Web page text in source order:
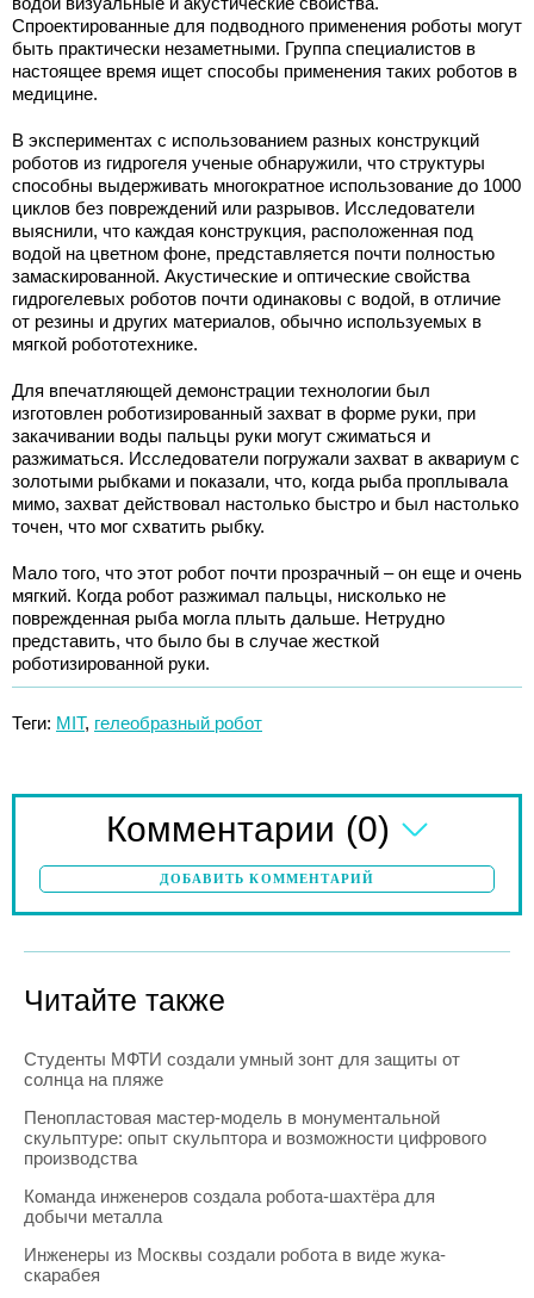
Cпроектированные для подводного применения роботы могут
быть практически незаметными. Группа специалистов в
настоящее время ищет способы применения таких роботов в
медицине.
В экспериментах с использованием разных конструкций
роботов из гидрогеля ученые обнаружили, что структуры
способны выдерживать многократное использование до 1000
циклов без повреждений или разрывов. Исследователи
выяснили, что каждая конструкция, расположенная под
водой на цветном фоне, представляется почти полностью
замаскированной. Акустические и оптические свойства
гидрогелевых роботов почти одинаковы с водой, в отличие
от резины и других материалов, обычно используемых в
мягкой робототехнике.
Для впечатляющей демонстрации технологии был
изготовлен роботизированный захват в форме руки, при
закачивании воды пальцы руки могут сжиматься и
разжиматься. Исследователи погружали захват в аквариум с
золотыми рыбками и показали, что, когда рыба проплывала
мимо, захват действовал настолько быстро и был настолько
точен, что мог схватить рыбку.
Мало того, что этот робот почти прозрачный – он еще и очень
мягкий. Когда робот разжимал пальцы, нисколько не
поврежденная рыба могла плыть дальше. Нетрудно
представить, что было бы в случае жесткой
роботизированной руки.
Теги: MIT, гелеобразный робот
Комментарии (0)
ДОБАВИТЬ КОММЕНТАРИЙ
Читайте также
Студенты МФТИ создали умный зонт для защиты от
солнца на пляже
Пенопластовая мастер-модель в монументальной
скульптуре: опыт скульптора и возможности цифрового
производства
Команда инженеров создала робота-шахтёра для
добычи металла
Инженеры из Москвы создали робота в виде жука-
скарабея